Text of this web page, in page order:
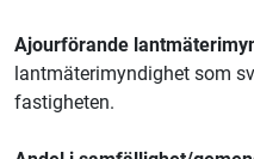
Ajourförande
lantmäterimyndighet som
fastigheten.